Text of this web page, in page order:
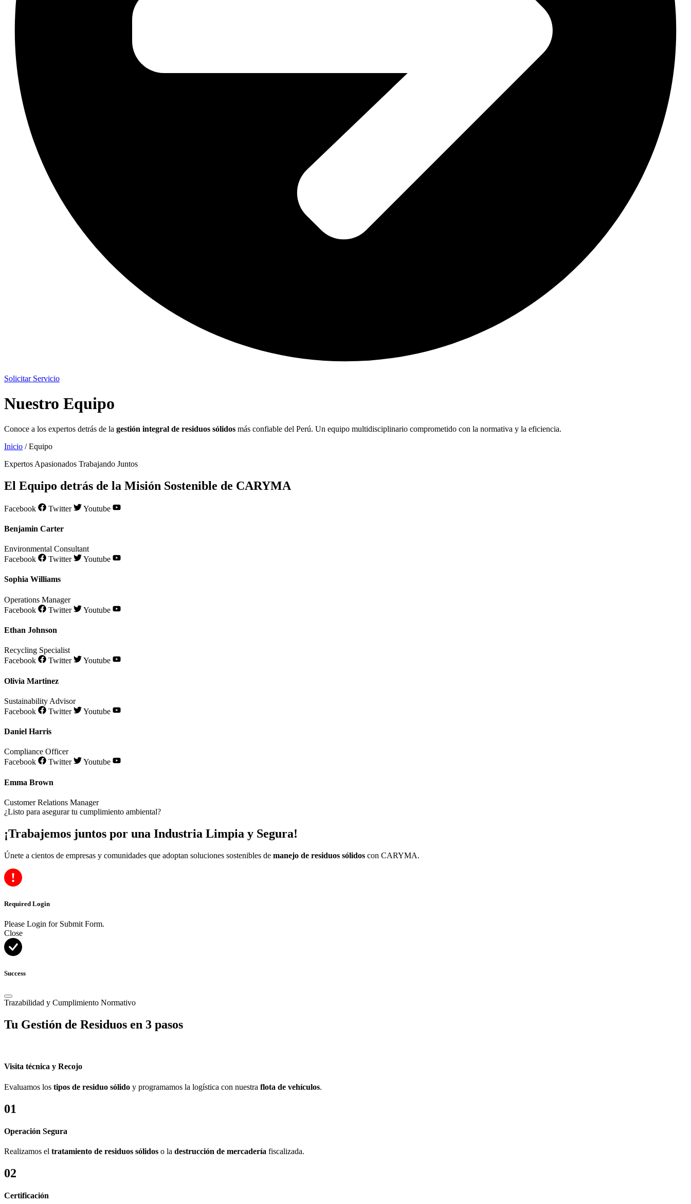
Solicitar Servicio
Nuestro Equipo
Conoce a los expertos detrás de la gestión integral de residuos sólidos más confiable del Perú. Un equipo multidisciplinario comprometido con la normativa y la eficiencia.
Inicio / Equipo
Expertos Apasionados Trabajando Juntos
El Equipo detrás de la Misión Sostenible de CARYMA
Facebook Twitter Youtube
Benjamin Carter
Environmental Consultant
Facebook
Twitter Youtube
Sophia Williams
Operations Manager
Facebook
Twitter Youtube
Ethan Johnson
Recycling Specialist
Facebook
Twitter Youtube
Olivia Martinez
Sustainability Advisor
Facebook
Twitter Youtube
Daniel Harris
Compliance Officer
Facebook
Twitter Youtube
Emma Brown
Customer Relations Manager
¿Listo para asegurar tu cumplimiento ambiental?
¡Trabajemos juntos por una Industria Limpia y Segura!
Únete a cientos de empresas y comunidades que adoptan soluciones sostenibles de manejo de residuos sólidos con CARYMA.
Required Login
Please Login for Submit Form.
Close
Success
Trazabilidad y Cumplimiento Normativo
Tu Gestión de Residuos en 3 pasos
Visita técnica y Recojo
Evaluamos los tipos de residuo sólido y programamos la logística con nuestra flota de vehículos.
01
Operación Segura
Realizamos el tratamiento de residuos sólidos o la destrucción de mercadería fiscalizada.
02
Certificación